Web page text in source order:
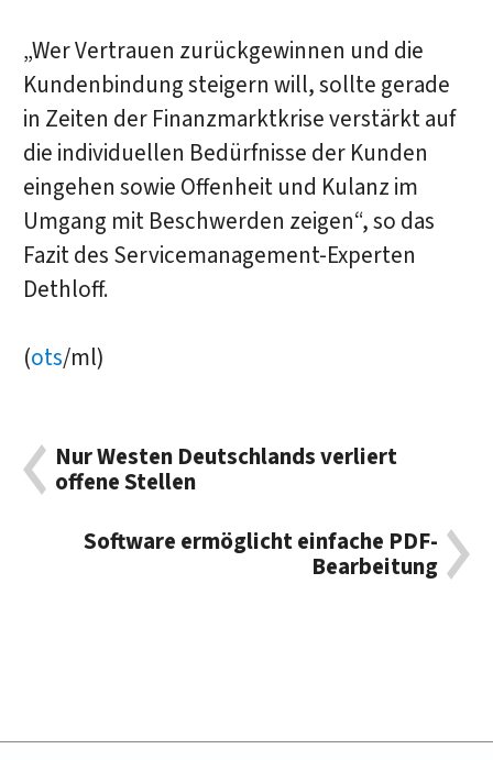
„Wer Vertrauen zurückgewinnen und die
Kundenbindung steigern will, sollte gerade
in Zeiten der Finanzmarktkrise verstärkt auf
die individuellen Bedürfnisse der Kunden
eingehen sowie Offenheit und Kulanz im
Umgang mit Beschwerden zeigen“, so das
Fazit des Servicemanagement-Experten
Dethloff.
(ots/ml)
Nur Westen Deutschlands verliert
offene Stellen
Software ermöglicht einfache PDF-
Bearbeitung